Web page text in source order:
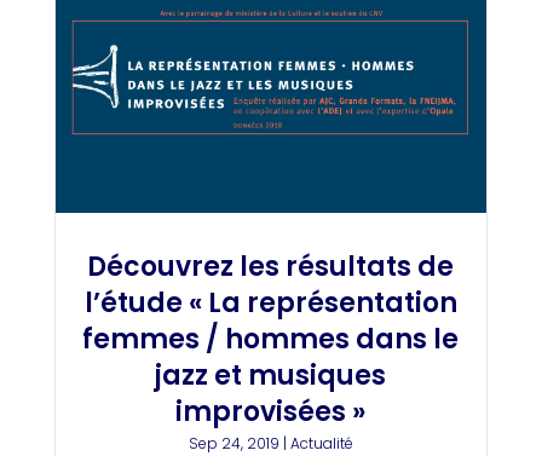
Découvrez les résultats de
l’étude « La représentation
femmes / hommes dans le
jazz et musiques
improvisées »
Sep 24, 2019 | Actualité